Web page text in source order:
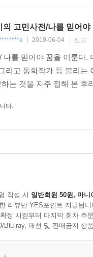
소년단을 인터뷰하다!
의 성공을 예감했어.
각한 그 얼굴들을 가까이
진격하는 청년들의 얼굴
낸 뒤, 대중문화 전문
까? 여러분 자신에 대
, 20년 뒤에도 그들의 도
이돌 철학자들, 그들의
의 고민사전/나를 믿어야
2019-06-04 신고
나를 믿어야 꿈을 이룬다
리고 동화작가 등 불리
는 것을 자주 접해 본
다.
작성 시 일반회원 50원, 마니
리뷰만 YES포인트 지급됩니
정 시점부터 마지막 회차 주
Blu-ray, 패션 및 판매금지 상